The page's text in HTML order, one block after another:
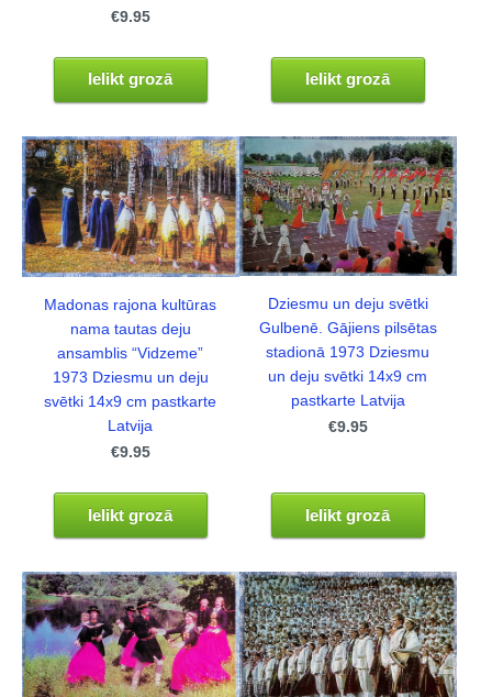
€9.95
Ielikt grozā Ielikt grozā
Madonas rajona kultūras
nama tautas deju
ansamblis “Vidzeme”
1973 Dziesmu un deju
svētki 14x9 cm pastkarte
Latvija
€9.95
Ielikt grozā
Dziesmu un deju svētki
Gulbenē. Gājiens pilsētas
stadionā 1973 Dziesmu
un deju svētki 14x9 cm
pastkarte Latvija
€9.95
Ielikt grozā